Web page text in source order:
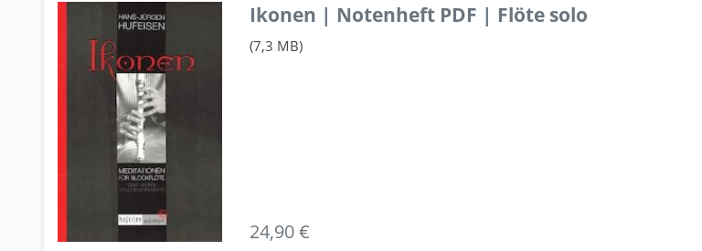
Ikonen | Notenheft PDF | Flöte solo
(7,3 MB)
24,90 €